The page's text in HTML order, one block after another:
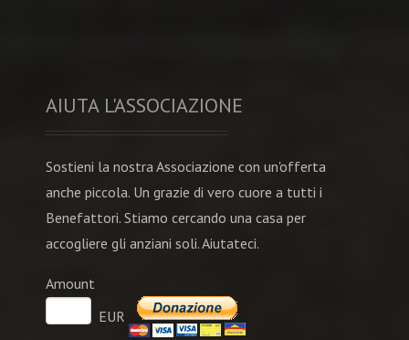
AIUTA L'ASSOCIAZIONE
Sostieni la nostra Associazione con un'offerta
anche piccola. Un grazie di vero cuore a tutti i
Benefattori. Stiamo cercando una casa per
accogliere gli anziani soli. Aiutateci.
Amount
EUR